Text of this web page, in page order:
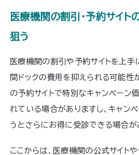
医療機関の割引・予約サイト
狙う
医療機関の割引や予約サイトを上手
間ドックの費用を抑えられる可能性
の予約サイトで特別なキャンペーン
れている場合がありますし、キャン
うとさらにお得に受診できる場合が
ここからは、医療機関の公式サイト